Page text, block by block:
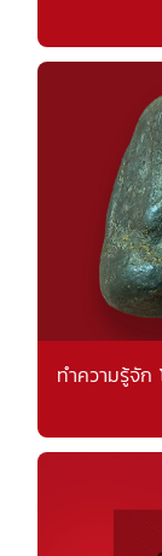
ทำความรู้จัก